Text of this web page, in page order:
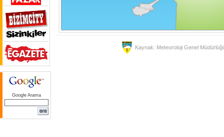
Google Arama
Kaynak: Meteoroloji Genel